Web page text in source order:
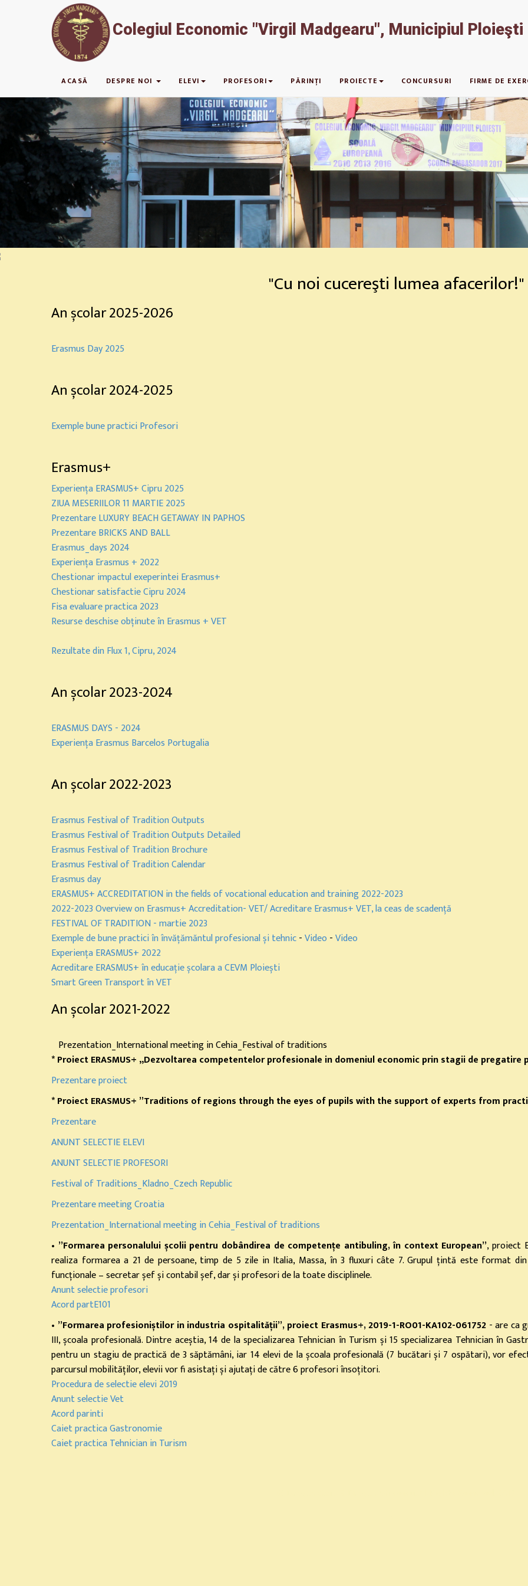
Colegiul Economic "Virgil Madgearu", Municipiul Ploieşti
ACASĂ DESPRE NOI ELEVI PROFESORI PĂRINȚI PROIECTE CONCURSURI FIRME DE
"Cu noi cucereşti lumea afacerilor!"
An școlar 2025-2026
Erasmus Day 2025
An școlar 2024-2025
Exemple bune practici Profesori
Erasmus+
Experiența ERASMUS+ Cipru 2025
ZIUA MESERIILOR 11 MARTIE 2025
Prezentare LUXURY BEACH GETAWAY IN PAPHOS
Prezentare BRICKS AND BALL
Erasmus_days 2024
Experiența Erasmus + 2022
Chestionar impactul exeperintei Erasmus+
Chestionar satisfactie Cipru 2024
Fisa evaluare practica 2023
Resurse deschise obținute în Erasmus + VET
Rezultate din Flux 1, Cipru, 2024
An școlar 2023-2024
ERASMUS DAYS - 2024
Experiența Erasmus Barcelos Portugalia
An școlar 2022-2023
Erasmus Festival of Tradition Outputs
Erasmus Festival of Tradition Outputs Detailed
Erasmus Festival of Tradition Brochure
Erasmus Festival of Tradition Calendar
Erasmus day
ERASMUS+ ACCREDITATION in the fields of vocational education and training 2022-2023
2022-2023 Overview on Erasmus+ Accreditation- VET/ Acreditare Erasmus+ VET, la ceas de scadență
FESTIVAL OF TRADITION - martie 2023
Exemple de bune practici în învățămăntul profesional și tehnic-Video -Video
Experiența ERASMUS+ 2022
Acreditare ERASMUS+ în educație școlara a CEVM Ploiești
Smart Green Transport în VET
An școlar 2021-2022
Prezentation_International meeting in Cehia_Festival of traditions
* Proiect ERASMUS+ „Dezvoltarea competentelor profesionale in domeniul economic prin stagii de pregatire
Prezentare proiect
* Proiect ERASMUS+ ”Traditions of regions through the eyes of pupils with the support of experts from
Prezentare
ANUNT SELECTIE ELEVI
ANUNT SELECTIE PROFESORI
Festival of Traditions_Kladno_Czech Republic
Prezentare meeting Croatia
Prezentation_International meeting in Cehia_Festival of traditions
• ”Formarea personalului școlii pentru dobândirea de competențe antibuling, în context European”, proiect
realiza formarea a 21 de persoane, timp de 5 zile in Italia, Massa, în 3 fluxuri câte 7. Grupul țintă este format
funcționale – secretar șef și contabil șef, dar și profesori de la toate disciplinele.
Anunt selectie profesori
Acord partE101
• ”Formarea profesioniștilor in industria ospitalității”, proiect Erasmus+, 2019-1-RO01-KA102-061752 - are ca
III, școala profesională. Dintre aceștia, 14 de la specializarea Tehnician în Turism și 15 specializarea Tehnician în
pentru un stagiu de practică de 3 săptămâni, iar 14 elevi de la școala profesională (7 bucătari și 7 ospătari), vor
parcursul mobilităților, elevii vor fi asistați și ajutați de către 6 profesori însoțitori.
Procedura de selectie elevi 2019
Anunt selectie Vet
Acord parinti
Caiet practica Gastronomie
Caiet practica Tehnician in Turism